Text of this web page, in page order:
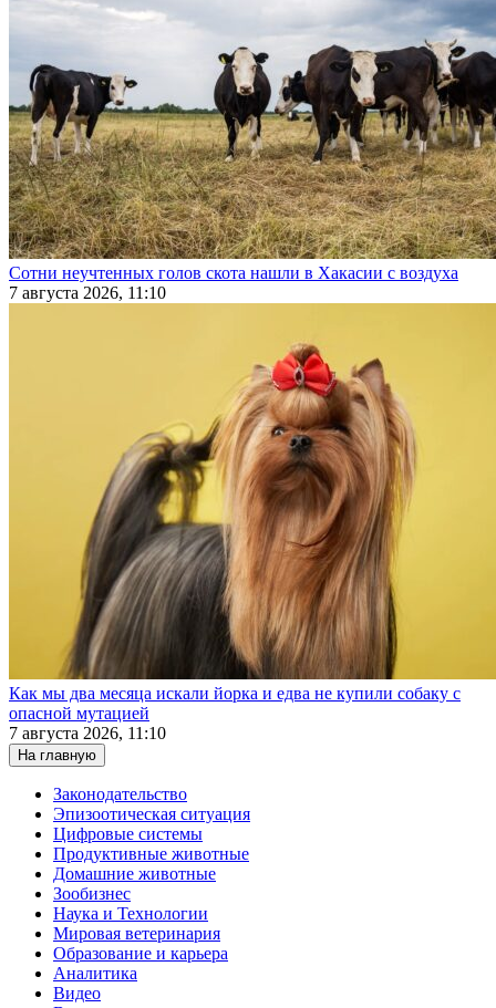
Сотни неучтенных голов скота нашли в Хакасии с воздуха
7 августа 2026, 11:10
Как мы два месяца искали йорка и едва не купили собаку с
опасной мутацией
7 августа 2026, 11:10
На главную
Законодательство
Эпизоотическая ситуация
Цифровые системы
Продуктивные животные
Домашние животные
Зообизнес
Наука и Технологии
Мировая ветеринария
Образование и карьера
Аналитика
Видео